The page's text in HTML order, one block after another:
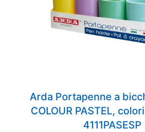
Arda Portapenne a
COLOUR PASTEL,
4111PASESP